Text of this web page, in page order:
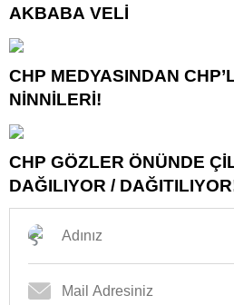
AKBABA VELİ
CHP MEDYASINDAN
NİNNİLERİ!
CHP GÖZLER ÖNÜNDE
DAĞILIYOR /